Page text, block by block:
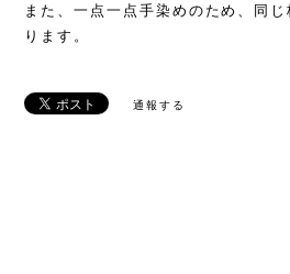
また、一点一点手染めのため、同
ります。
通報する